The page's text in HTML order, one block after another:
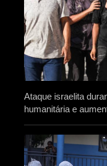
Ataque israelita
humanitária e